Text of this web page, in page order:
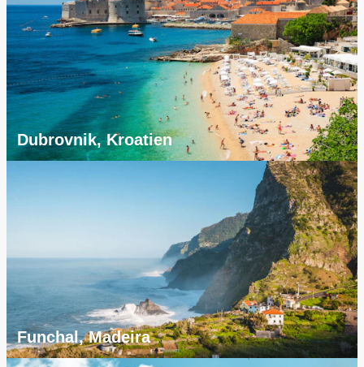
Dubrovnik, Kroatien
Funchal, Madeira